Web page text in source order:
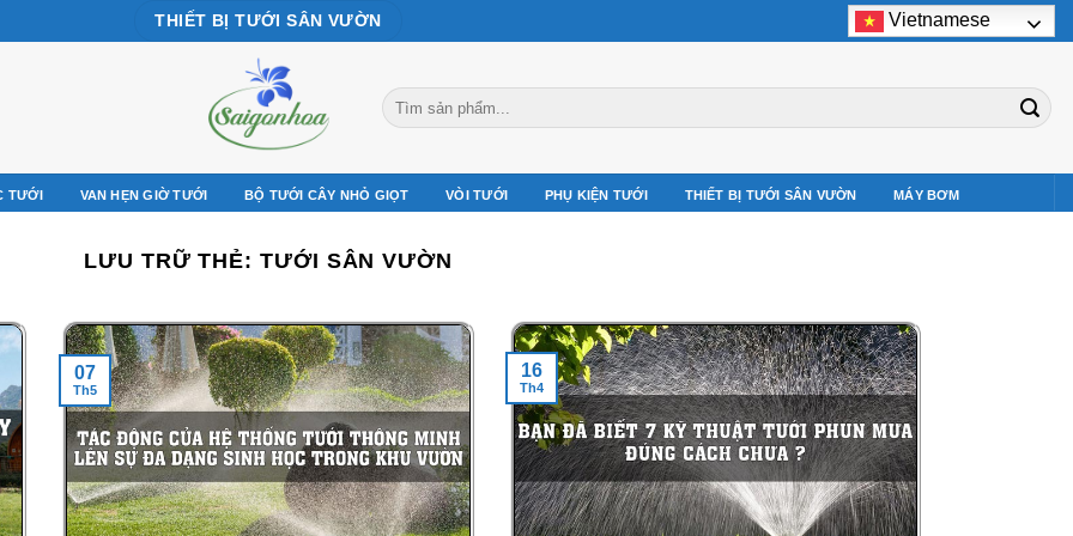
THIẾT BỊ TƯỚI SÂN VƯỜN Vietnamese
Tìm
kiếm:
TƯỚI VAN HẸN GIỜ TƯỚI BỘ TƯỚI CÂY NHỎ GIỌT VÒI TƯỚI PHỤ KIỆN TƯỚI THIẾT BỊ TƯỚI SÂN VƯỜN MÁY BƠM
LƯU TRỮ THẺ: TƯỚI SÂN VƯỜN
07
Th5
16
Th4